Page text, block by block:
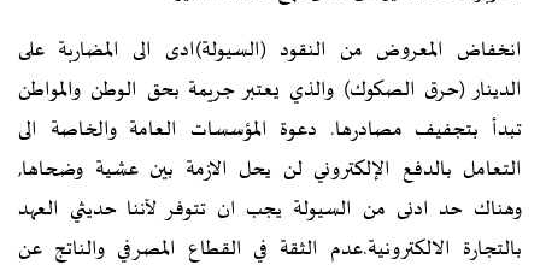
انخفاض المعروض من النقود (السيولة)ادى الى المضاربة على
الدينار (حرق الصكوك) والذي يعتبر جريمة بحق الوطن والمواطن
تبدأ بتجفيف مصادرها. دعوة المؤسسات العامة والخاصة الى
التعامل بالدفع الإلكتروني لن يحل الازمة بين عشية وضحاها,
وهناك حد ادنى من السيولة يجب ان تتوفر لآننا حديثي العهد
بالتجارة الالكترونية.عدم الثقة في القطاع المصرفي والناتج عن